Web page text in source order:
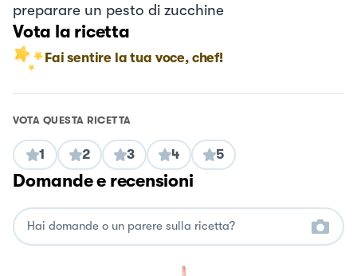
preparare un pesto di zucchine
Vota la ricetta
Fai sentire la tua voce, chef!
VOTA QUESTA RICETTA
1 2 3 4 5
Domande e recensioni